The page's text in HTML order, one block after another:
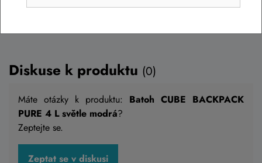
Batoh CUBE BACKPACK PURE 4 L fialová
Diskuse k produktu (0)
Máte otázky k produktu: Batoh CUBE BACKPACK
PURE 4 L světle modrá?
Zeptejte se.
Zeptat se v diskusi